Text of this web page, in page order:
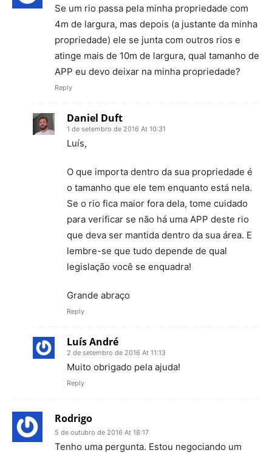
Se um rio passa pela minha propriedade com
4m de largura, mas depois (a justante da minha
propriedade) ele se junta com outros rios e
atinge mais de 10m de largura, qual tamanho de
APP eu devo deixar na minha propriedade?
Reply
Daniel Duft
1 de setembro de 2016 At 10:31
Luís,
O que importa dentro da sua propriedade é
o tamanho que ele tem enquanto está nela.
Se o rio fica maior fora dela, tome cuidado
para verificar se não há uma APP deste rio
que deva ser mantida dentro da sua área. E
lembre-se que tudo depende de qual
legislação você se enquadra!
Grande abraço
Reply
Luís André
2 de setembro de 2016 At 11:13
Muito obrigado pela ajuda!
Reply
Rodrigo
5 de outubro de 2016 At 18:17
Tenho uma pergunta. Estou negociando um